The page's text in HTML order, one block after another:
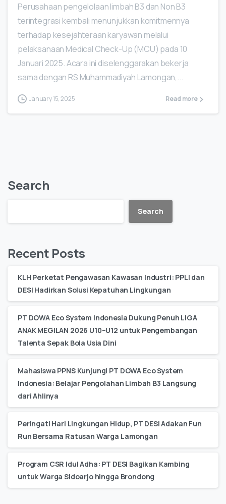
Perusahaan pengelolaan limbah B3 dan Non B3
terintegrasi kembali menunjukkan komitmennya
terhadap kesejahteraan karyawan melalui
pelaksanaan Medical Check-Up (MCU) pada 10
Januari 2025. Acara ini diselenggarakan bekerja
sama dengan RS Muhammadiyah Lamongan,...
January 15, 2025 Read more
Search
Search
Recent Posts
KLH Perketat Pengawasan Kawasan Industri: PPLI dan
DESI Hadirkan Solusi Kepatuhan Lingkungan
PT DOWA Eco System Indonesia Dukung Penuh LIGA
ANAK MEGILAN 2026 U10–U12 untuk Pengembangan
Talenta Sepak Bola Usia Dini
Mahasiswa PPNS Kunjungi PT DOWA Eco System
Indonesia: Belajar Pengolahan Limbah B3 Langsung
dari Ahlinya
Peringati Hari Lingkungan Hidup, PT DESI Adakan Fun
Run Bersama Ratusan Warga Lamongan
Program CSR Idul Adha: PT DESI Bagikan Kambing
untuk Warga Sidoarjo hingga Brondong